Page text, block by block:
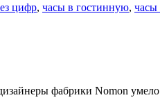
цифр, часы в гостинную, часы
фабрики Nomon